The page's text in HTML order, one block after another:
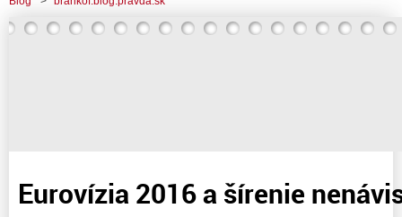
Najkomentovanejšie články
> Eurovízia 2016 a šírenie nenávisti medzi národmi
Eurovízia 2016 a šírenie